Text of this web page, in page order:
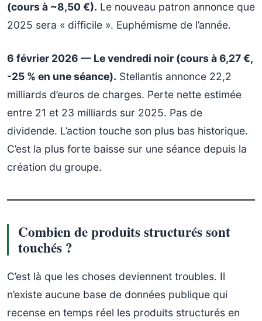
(cours à ~8,50 €). Le nouveau patron annonce que
2025 sera « difficile ». Euphémisme de l’année.
6 février 2026 — Le vendredi noir (cours à 6,27 €,
-25 % en une séance). Stellantis annonce 22,2
milliards d’euros de charges. Perte nette estimée
entre 21 et 23 milliards sur 2025. Pas de
dividende. L’action touche son plus bas historique.
C’est la plus forte baisse sur une séance depuis la
création du groupe.
Combien de produits structurés sont
touchés ?
C’est là que les choses deviennent troubles. Il
n’existe aucune base de données publique qui
recense en temps réel les produits structurés en